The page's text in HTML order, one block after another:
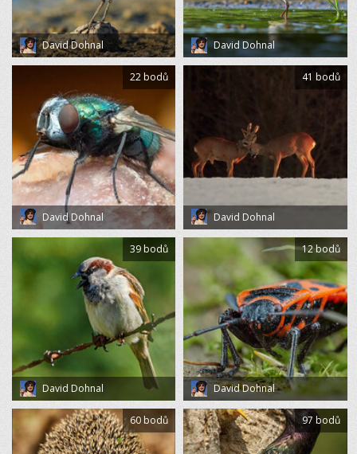
David Dohnal David Dohnal
David Dohnal
22 bodů
David Dohnal
41 bodů
David Dohnal
39 bodů
David Dohnal
12 bodů
60 bodů 97 bodů